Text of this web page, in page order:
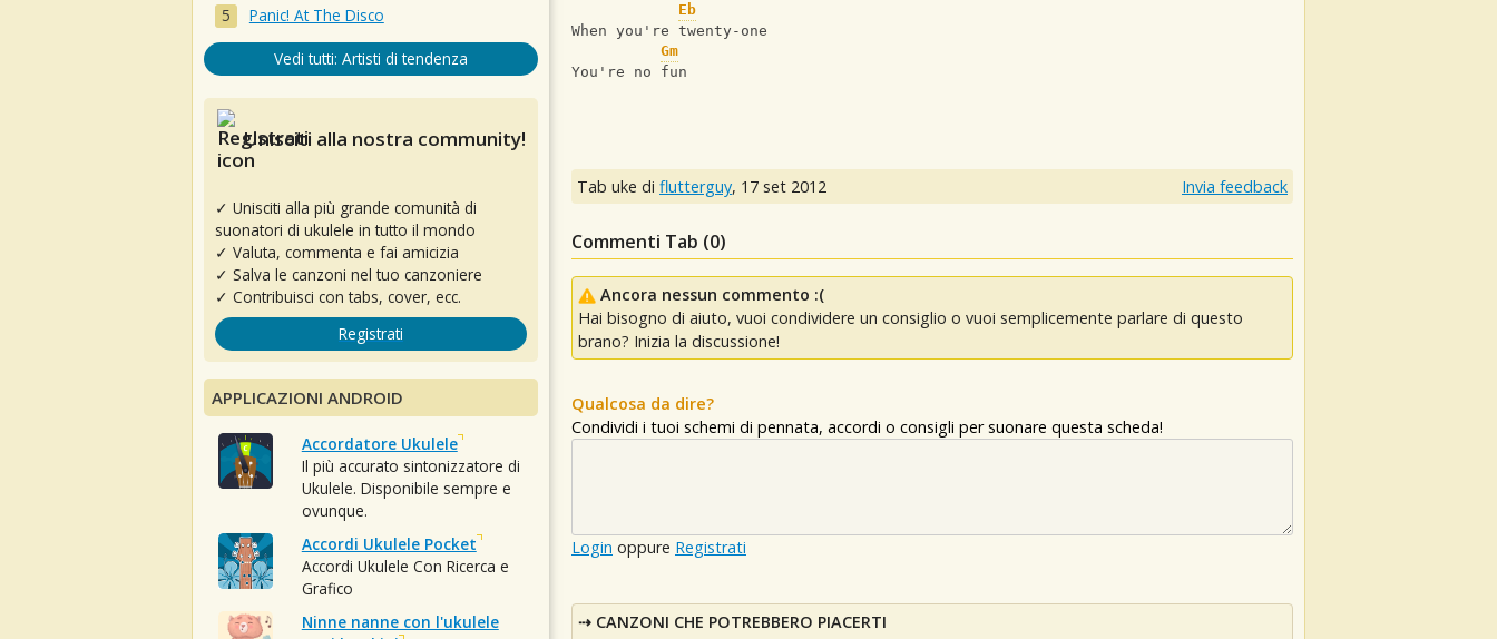
Eb
When you're twenty-one
Gm
You're no fun
Tab uke di flutterguy, 17 set 2012 Invia feedback
Commenti Tab (0)
Ancora nessun commento :(
Hai bisogno di aiuto, vuoi condividere un consiglio o vuoi semplicemente parlare di questo
brano? Inizia la discussione!
Qualcosa da dire?
Condividi i tuoi schemi di pennata, accordi o consigli per suonare questa scheda!
Login oppure Registrati
CANZONI CHE POTREBBERO PIACERTI
Panic! At The Disco
Vedi tutti: Artisti di tendenza
Unisciti alla nostra community!
✓ Unisciti alla più grande comunità di
suonatori di ukulele in tutto il mondo
✓ Valuta, commenta e fai amicizia
✓ Salva le canzoni nel tuo canzoniere
✓ Contribuisci con tabs, cover, ecc.
Registrati
APPLICAZIONI ANDROID
Accordatore Ukulele
Il più accurato sintonizzatore di
Ukulele. Disponibile sempre e
ovunque.
Accordi Ukulele Pocket
Accordi Ukulele Con Ricerca e
Grafico
Ninne nanne con l'ukulele